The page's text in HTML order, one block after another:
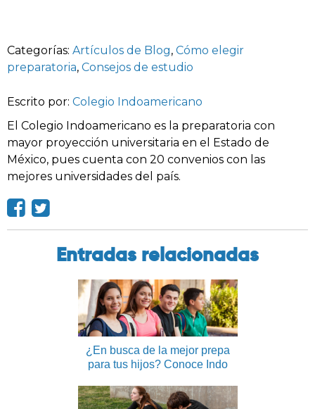
Categorías: Artículos de Blog, Cómo elegir
preparatoria, Consejos de estudio
Escrito por: Colegio Indoamericano
El Colegio Indoamericano es la preparatoria con
mayor proyección universitaria en el Estado de
México, pues cuenta con 20 convenios con las
mejores universidades del país.
Entradas relacionadas
¿En busca de la mejor prepa
para tus hijos? Conoce Indo